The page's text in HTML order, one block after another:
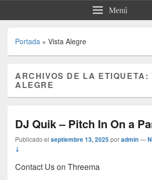
Menú
Portada » Vista Alegre
ARCHIVOS DE LA ETIQUETA:
ALEGRE
DJ Quik – Pitch In On a
Publicado el septiembre 13, 2025poradmin—
↓
Contact Us on Threema